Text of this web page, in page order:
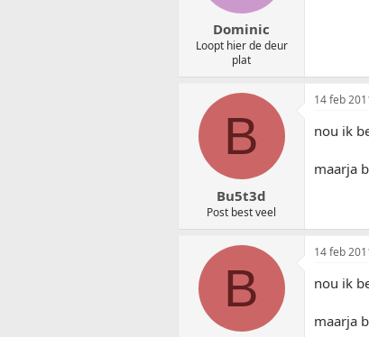
Dominic
Loopt hier de deur
plat
B
Bu5t3d
Post best veel
14 feb
nou ik
maarja
B
14 feb
nou ik
maarja